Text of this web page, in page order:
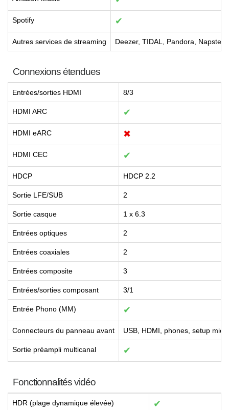
Spotify ✔
Autres services de streaming Deezer, TIDAL, Pandora,
Connexions étendues
Entrées/sorties HDMI 8/3
HDMI ARC ✔
HDMI eARC ✖
HDMI CEC ✔
HDCP HDCP 2.2
Sortie LFE/SUB 2
Sortie casque 1 x 6.3
Entrées optiques 2
Entrées coaxiales 2
Entrées composite 3
Entrées/sorties composant 3/1
Entrée Phono (MM) ✔
Connecteurs du panneau avant USB, HDMI, phones, setup mic,
Sortie préampli multicanal ✔
Fonctionnalités vidéo
HDR (plage dynamique élevée) ✔